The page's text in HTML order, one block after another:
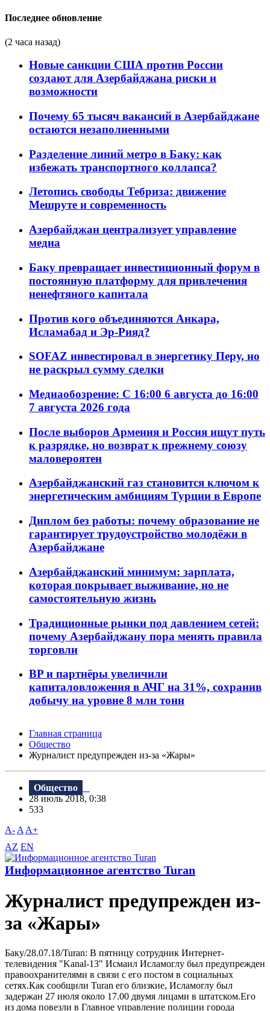
Последнее обновление
(2 часа назад)
Новые санкции США против России
создают для Азербайджана риски и
возможности
Почему 65 тысяч вакансий в Азербайджане
остаются незаполненными
Разделение линий метро в Баку: как
избежать транспортного коллапса?
Летопись свободы Тебриза: движение
Мешруте и современность
Азербайджан централизует управление
медиа
Баку превращает инвестиционный форум в
постоянную платформу для привлечения
ненефтяного капитала
Против кого объединяются Анкара,
Исламабад и Эр-Рияд?
SOFAZ инвестировал в энергетику Перу, но
не раскрыл сумму сделки
Медиаобозрение: С 16:00 6 августа до 16:00
7 августа 2026 года
После выборов Армения и Россия ищут путь
к разрядке, но возврат к прежнему союзу
маловероятен
Азербайджанский газ становится ключом к
энергетическим амбициям Турции в Европе
Диплом без работы: почему образование не
гарантирует трудоустройство молодёжи в
Азербайджане
Азербайджанский минимум: зарплата,
которая покрывает выживание, но не
самостоятельную жизнь
Традиционные рынки под давлением сетей:
почему Азербайджану пора менять правила
торговли
BP и партнёры увеличили
капиталовложения в АЧГ на 31%, сохранив
добычу на уровне 8 млн тонн
Главная страница
Общество
Журналист предупрежден из-за «Жары»
Общество
28 июль 2018, 0:38
533
A- A A+
AZ EN
Информационное агентство Turan
Журналист предупрежден из-
за «Жары»
Баку/28.07.18/Turan: B пятницу сотрудник Интернет-
телевидения "Kanal-13" Исмаил Исламоглу был предупрежден
правоохранителями в связи с его постом в социальных
сетях.Как сообщили Turan его близкие, Исламоглу был
задержан 27 июля около 17.00 двумя лицами в штатском.Его
из дома повезли в Главное управление полиции города